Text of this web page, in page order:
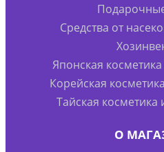
Средства от
Японская
Корейская
Тайская
О